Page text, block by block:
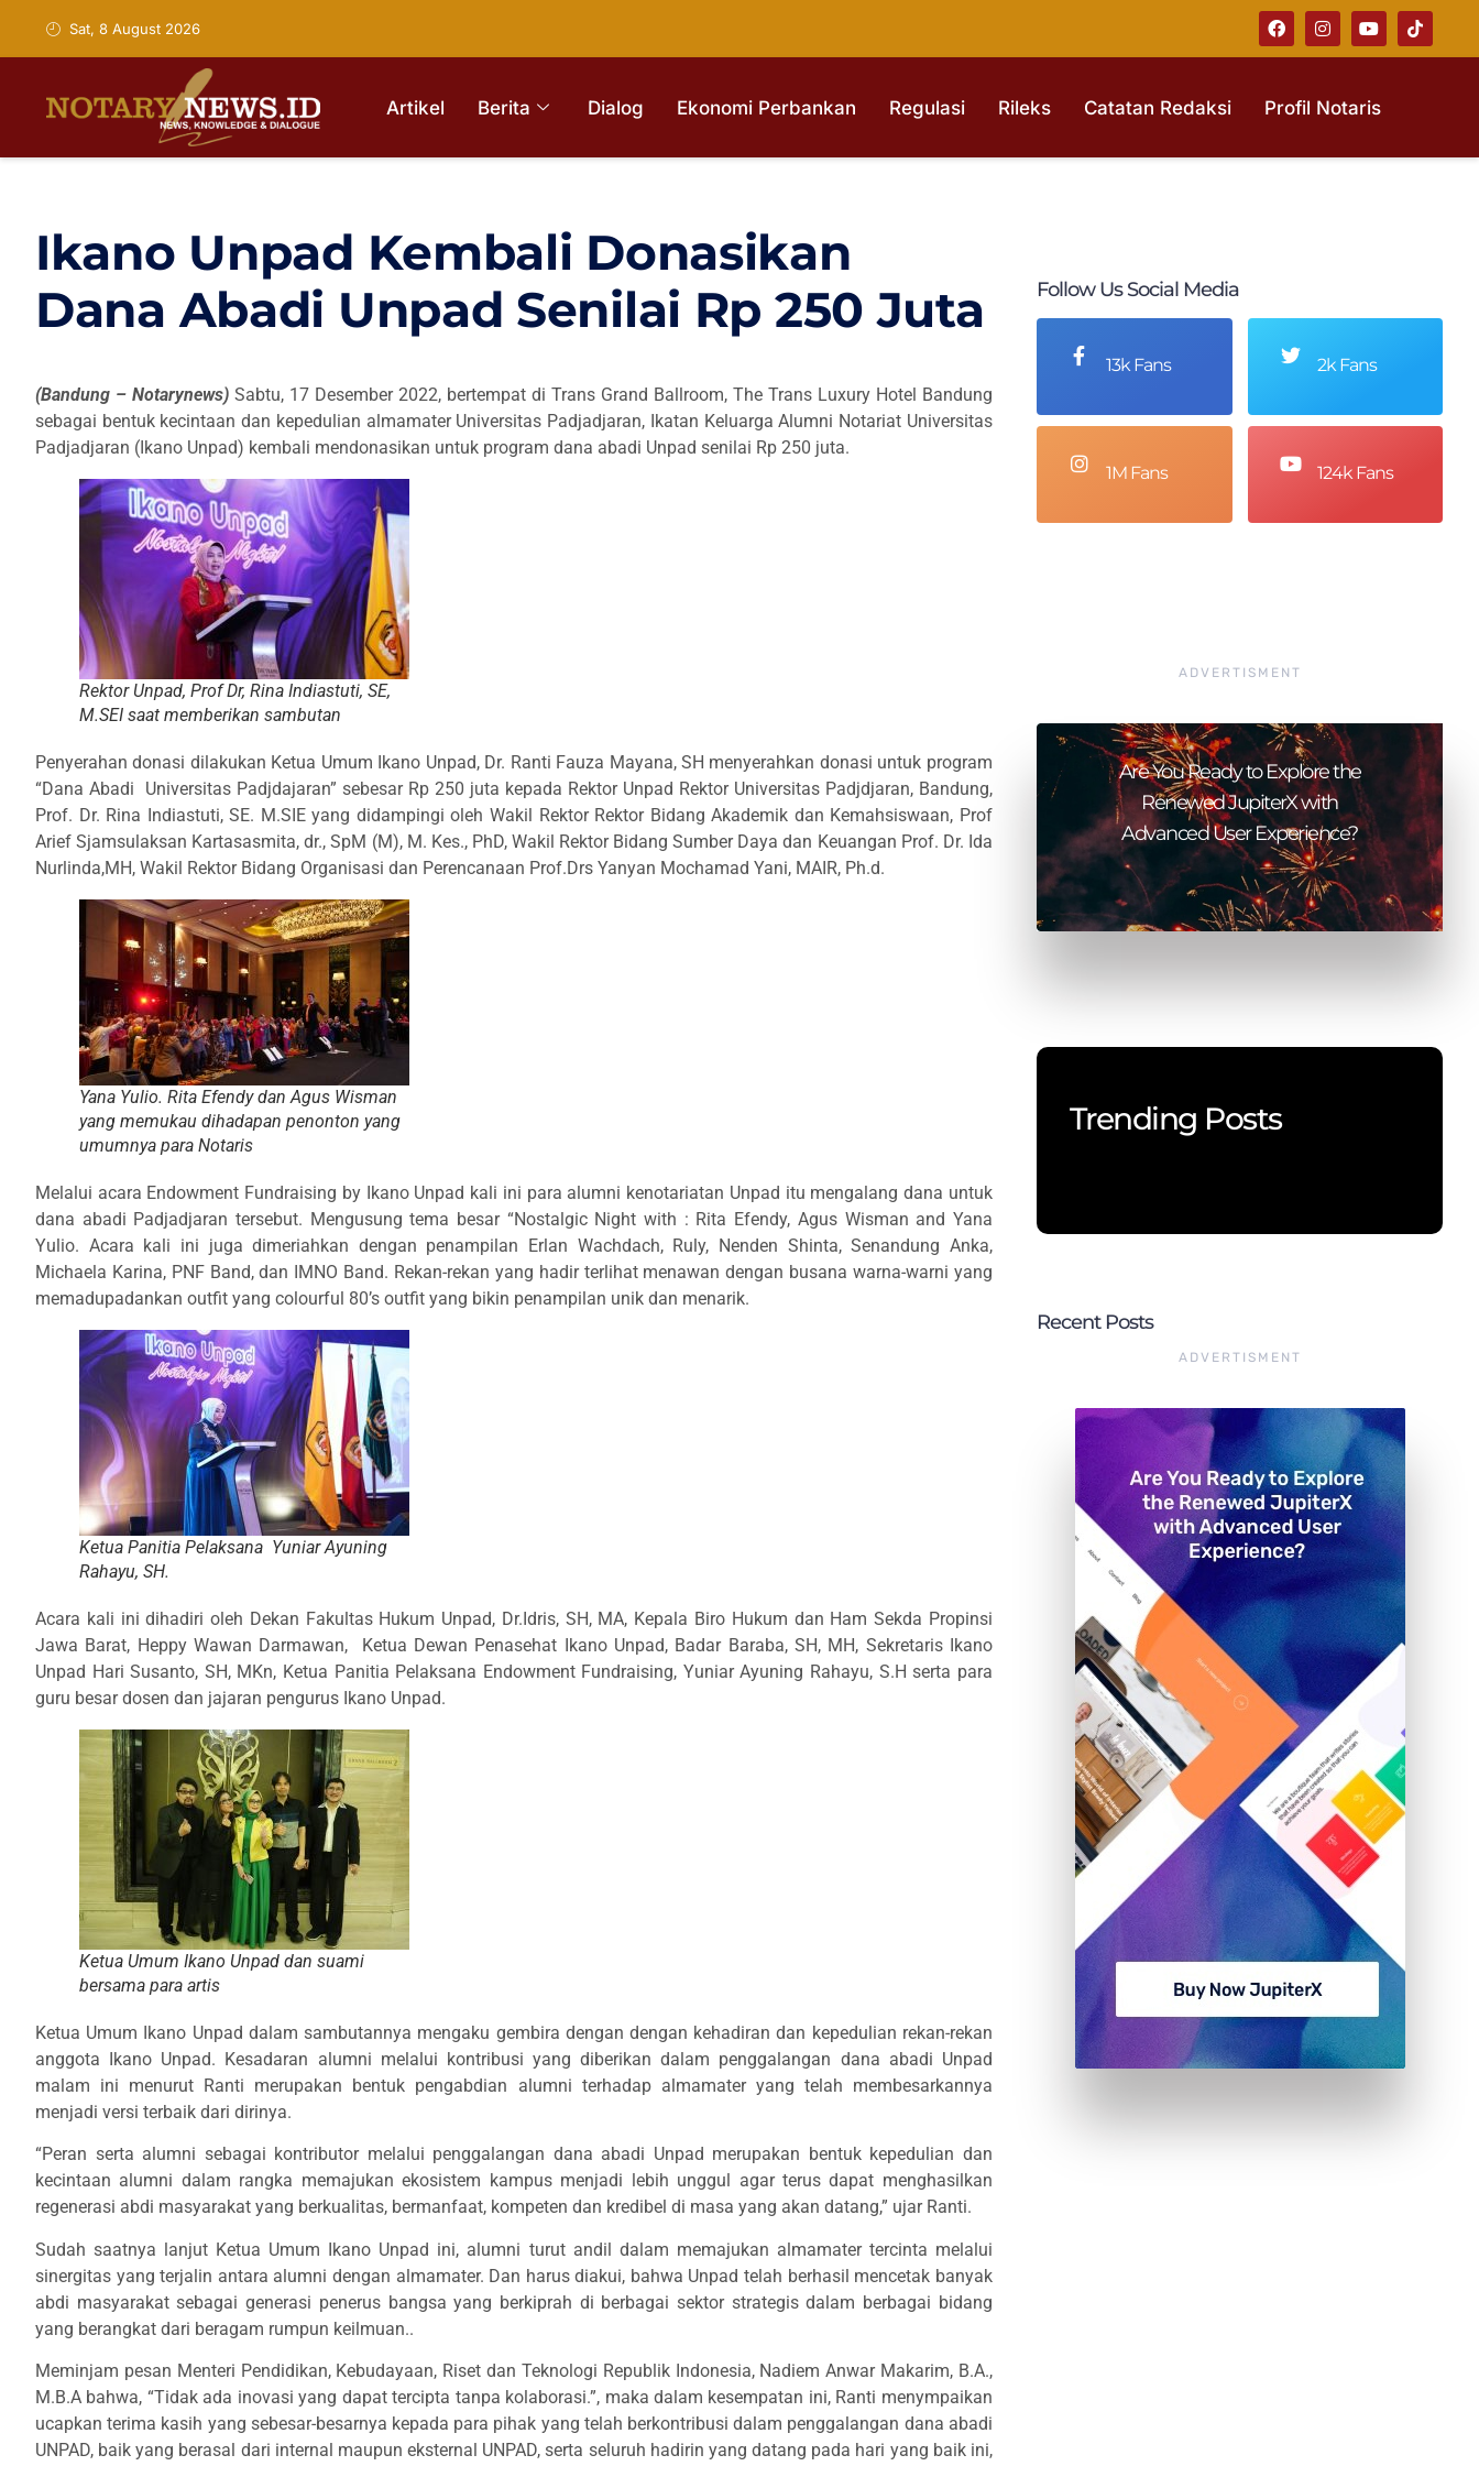
Sat, 8 August 2026
Artikel Berita Dialog Ekonomi Perbankan Regulasi Rileks Catatan Redaksi Profil Notaris
Ikano Unpad Kembali Donasikan
Dana Abadi Unpad Senilai Rp 250 Juta
(Bandung – Notarynews)Sabtu, 17 Desember 2022, bertempat di Trans Grand Ballroom, The Trans Luxury Hotel Bandung
sebagai bentuk kecintaan dan kepedulian almamater Universitas Padjadjaran, Ikatan Keluarga Alumni Notariat Universitas
Padjadjaran (Ikano Unpad) kembali mendonasikan untuk program dana abadi Unpad senilai Rp 250 juta.
Rektor Unpad, Prof Dr, Rina Indiastuti, SE,
M.SEI saat memberikan sambutan
Penyerahan donasi dilakukan Ketua Umum Ikano Unpad, Dr. Ranti Fauza Mayana, SH menyerahkan donasi untuk program
“Dana Abadi Universitas Padjdajaran” sebesar Rp 250 juta kepada Rektor Unpad Rektor Universitas Padjdjaran, Bandung,
Prof. Dr. Rina Indiastuti, SE. M.SIE yang didampingi oleh Wakil Rektor Rektor Bidang Akademik dan Kemahsiswaan, Prof
Arief Sjamsulaksan Kartasasmita, dr., SpM (M), M. Kes., PhD, Wakil Rektor Bidang Sumber Daya dan Keuangan Prof. Dr. Ida
Nurlinda,MH, Wakil Rektor Bidang Organisasi dan Perencanaan Prof.Drs Yanyan Mochamad Yani, MAIR, Ph.d.
Yana Yulio. Rita Efendy dan Agus Wisman
yang memukau dihadapan penonton yang
umumnya para Notaris
Melalui acara Endowment Fundraising by Ikano Unpad kali ini para alumni kenotariatan Unpad itu mengalang dana untuk
dana abadi Padjadjaran tersebut. Mengusung tema besar “Nostalgic Night with : Rita Efendy, Agus Wisman and Yana
Yulio. Acara kali ini juga dimeriahkan dengan penampilan Erlan Wachdach, Ruly, Nenden Shinta, Senandung Anka,
Michaela Karina, PNF Band, dan IMNO Band. Rekan-rekan yang hadir terlihat menawan dengan busana warna-warni yang
memadupadankan outfit yang colourful 80’s outfit yang bikin penampilan unik dan menarik.
Ketua Panitia Pelaksana Yuniar Ayuning
Rahayu, SH.
Acara kali ini dihadiri oleh Dekan Fakultas Hukum Unpad, Dr.Idris, SH, MA, Kepala Biro Hukum dan Ham Sekda Propinsi
Jawa Barat, Heppy Wawan Darmawan, Ketua Dewan Penasehat Ikano Unpad, Badar Baraba, SH, MH, Sekretaris Ikano
Unpad Hari Susanto, SH, MKn, Ketua Panitia Pelaksana Endowment Fundraising, Yuniar Ayuning Rahayu, S.H serta para
guru besar dosen dan jajaran pengurus Ikano Unpad.
Ketua Umum Ikano Unpad dan suami
bersama para artis
Ketua Umum Ikano Unpad dalam sambutannya mengaku gembira dengan dengan kehadiran dan kepedulian rekan-rekan
anggota Ikano Unpad. Kesadaran alumni melalui kontribusi yang diberikan dalam penggalangan dana abadi Unpad
malam ini menurut Ranti merupakan bentuk pengabdian alumni terhadap almamater yang telah membesarkannya
menjadi versi terbaik dari dirinya.
“Peran serta alumni sebagai kontributor melalui penggalangan dana abadi Unpad merupakan bentuk kepedulian dan
kecintaan alumni dalam rangka memajukan ekosistem kampus menjadi lebih unggul agar terus dapat menghasilkan
regenerasi abdi masyarakat yang berkualitas, bermanfaat, kompeten dan kredibel di masa yang akan datang,” ujar Ranti.
Sudah saatnya lanjut Ketua Umum Ikano Unpad ini, alumni turut andil dalam memajukan almamater tercinta melalui
sinergitas yang terjalin antara alumni dengan almamater. Dan harus diakui, bahwa Unpad telah berhasil mencetak banyak
abdi masyarakat sebagai generasi penerus bangsa yang berkiprah di berbagai sektor strategis dalam berbagai bidang
yang berangkat dari beragam rumpun keilmuan..
Meminjam pesan Menteri Pendidikan, Kebudayaan, Riset dan Teknologi Republik Indonesia, Nadiem Anwar Makarim, B.A.,
M.B.A bahwa, “Tidak ada inovasi yang dapat tercipta tanpa kolaborasi.”, maka dalam kesempatan ini, Ranti menympaikan
ucapkan terima kasih yang sebesar-besarnya kepada para pihak yang telah berkontribusi dalam penggalangan dana abadi
UNPAD, baik yang berasal dari internal maupun eksternal UNPAD, serta seluruh hadirin yang datang pada hari yang baik ini,
Follow Us Social Media
13k Fans 2k Fans
1M Fans 124k Fans
ADVERTISMENT
Are You Ready to Explore the
Renewed JupiterX with
Advanced User Experience?
Trending Posts
Recent Posts
ADVERTISMENT